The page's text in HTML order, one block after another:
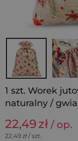
1 szt. Worek
naturalny /
22,49zł / op.
22,49 zł / szt.